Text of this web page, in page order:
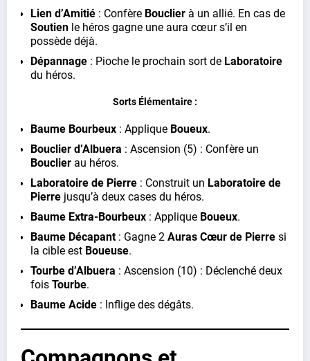
Lien d’Amitié : Confère Bouclierà un allié. En cas de
Soutienle héros gagne une aura cœur s’il en
possède déjà.
Dépannage: Pioche le prochain sort de Laboratoire
du héros.
Sorts Élémentaire :
Baume Bourbeux: Applique Boueux.
Bouclier d’Albuera : Ascension (5) : Confère un
Bouclierau héros.
Laboratoire de Pierre: Construit un Laboratoire de
Pierrejusqu’à deux cases du héros.
Baume Extra-Bourbeux : Applique Boueux.
Baume Décapant : Gagne 2 Auras Cœur de Pierresi
la cible est Boueuse.
Tourbe d’Albuera : Ascension (10) : Déclenché deux
fois Tourbe.
Baume Acide : Inflige des dégâts.